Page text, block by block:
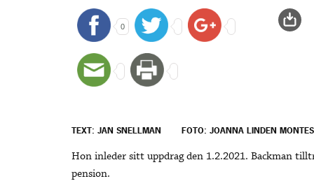
0
TEXT: JAN SNELLMAN FOTO: JOANNA LINDEN MONTES
Hon inleder sitt uppdrag den 1.2.2021. Backman
pension.